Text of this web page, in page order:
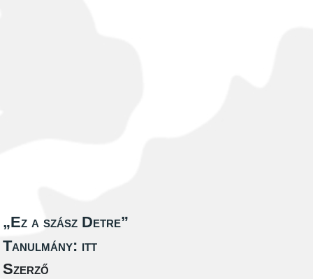
„Ez a szász Detre”
Tanulmány: itt
Szerző